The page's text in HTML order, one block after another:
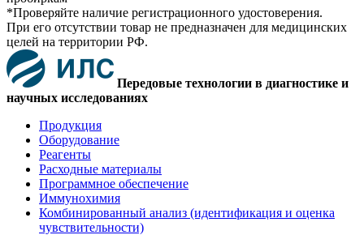
*Проверяйте наличие регистрационного удостоверения.
При его отсутствии товар не предназначен для медицинских
целей на территории РФ.
Передовые технологии в диагностике и
научных исследованиях
Продукция
Оборудование
Реагенты
Расходные материалы
Программное обеспечение
Иммунохимия
Комбинированный анализ (идентификация и оценка
чувствительности)